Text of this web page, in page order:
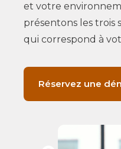
et votre
présentons les trois
qui correspond à
Réservez une